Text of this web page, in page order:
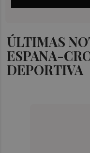
ÚLTIMAS
ESPANA-
DEPORTIVA